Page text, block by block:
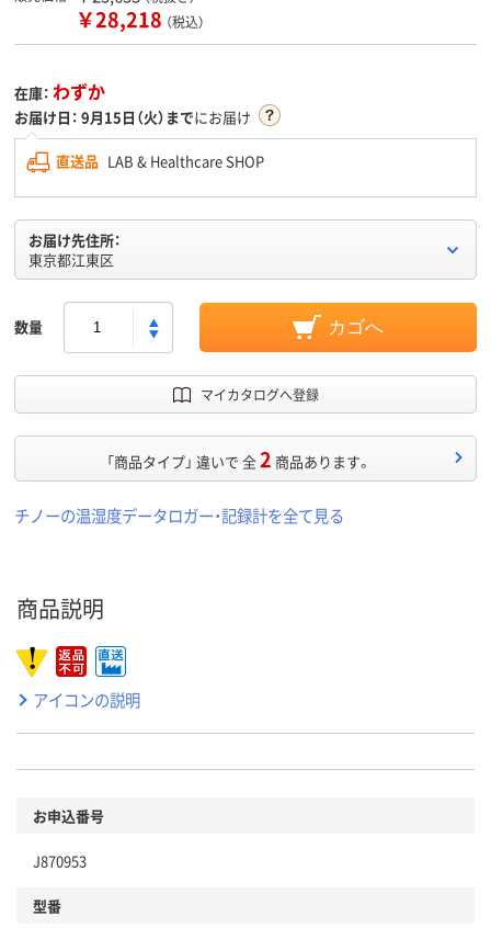
￥28,218 （税込）
在庫： わずか
お届け日： 9月15日（火）までにお届け
直送品 LAB & Healthcare SHOP
お届け先住所：
東京都江東区
数量 カゴへ
マイカタログへ登録
「商品タイプ」 違いで 全2 商品あります。
チノーの温湿度データロガー・記録計を全て見る
商品説明
アイコンの説明
お申込番号
J870953
型番